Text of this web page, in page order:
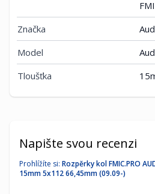
Značka
Model
Tloušťka
Napište svou recenzi
Prohlížíte si: Rozpěrky kol FMIC.PRO
15mm 5x112 66,45mm (09.09-)